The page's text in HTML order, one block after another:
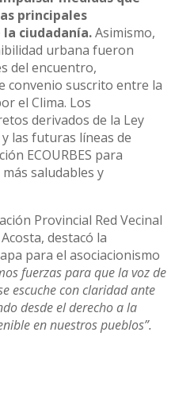
principales
la ciudadanía.Asimismo,
urbana fueron
del encuentro,
convenio suscrito entre la
el Clima. Los
derivados de la Ley
las futuras líneas de
ECOURBES para
saludables y
Provincial Red Vecinal
destacó la
para el asociacionismo
fuerzas para que la voz de
escuche con claridad ante
desde el derecho a la
en nuestros pueblos”.